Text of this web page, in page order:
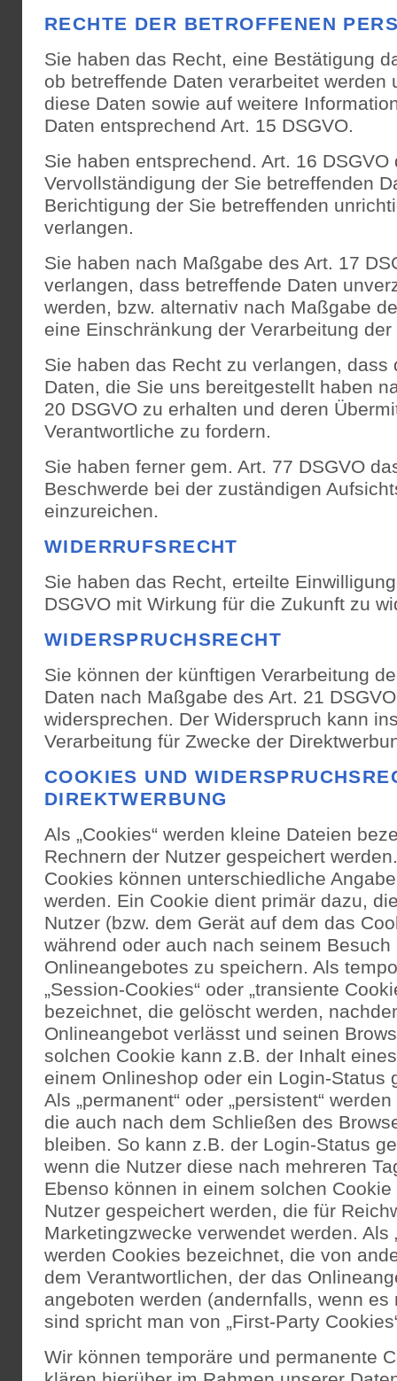
RECHTE DER BETROFFENEN
Sie haben das Recht, eine Bestätigung
ob betreffende Daten verarbeitet werden
diese Daten sowie auf weitere
Daten entsprechend Art. 15 DSGVO.
Sie haben entsprechend. Art. 16 DSGVO
Vervollständigung der Sie betreffenden
Berichtigung der Sie betreffenden
verlangen.
Sie haben nach Maßgabe des Art. 17
verlangen, dass betreffende Daten
werden, bzw. alternativ nach Maßgabe
eine Einschränkung der Verarbeitung
Sie haben das Recht zu verlangen, dass
Daten, die Sie uns bereitgestellt haben
20 DSGVO zu erhalten und deren
Verantwortliche zu fordern.
Sie haben ferner gem. Art. 77 DSGVO
Beschwerde bei der zuständigen
einzureichen.
WIDERRUFSRECHT
Sie haben das Recht, erteilte
DSGVO mit Wirkung für die Zukunft zu
WIDERSPRUCHSRECHT
Sie können der künftigen Verarbeitung
Daten nach Maßgabe des Art. 21
widersprechen. Der Widerspruch kann
Verarbeitung für Zwecke der
COOKIES UND
DIREKTWERBUNG
Als „Cookies“ werden kleine Dateien
Rechnern der Nutzer gespeichert
Cookies können unterschiedliche
werden. Ein Cookie dient primär dazu,
Nutzer (bzw. dem Gerät auf dem das
während oder auch nach seinem
Onlineangebotes zu speichern. Als
„Session-Cookies“ oder „transiente
bezeichnet, die gelöscht werden,
Onlineangebot verlässt und seinen
solchen Cookie kann z.B. der Inhalt
einem Onlineshop oder ein Login-Status
Als „permanent“ oder „persistent“
die auch nach dem Schließen des
bleiben. So kann z.B. der Login-Status
wenn die Nutzer diese nach mehreren
Ebenso können in einem solchen
Nutzer gespeichert werden, die für
Marketingzwecke verwendet werden. Als
werden Cookies bezeichnet, die von
dem Verantwortlichen, der das
angeboten werden (andernfalls, wenn
sind spricht man von „First-Party
Wir können temporäre und permanente